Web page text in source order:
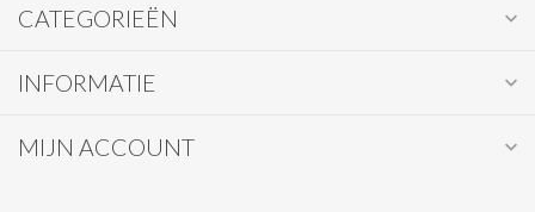
CATEGORIEËN
INFORMATIE
MIJN ACCOUNT